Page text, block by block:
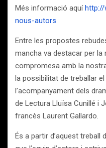
Més informació aquí
nous-autors
Entre les propostes
mancha va destacar per
compromesa amb la
la possibilitat de treballar
l’acompanyament dels
de Lectura Lluïsa Cunillé i
francès Laurent Gallardo.
És a partir d’aquest treball